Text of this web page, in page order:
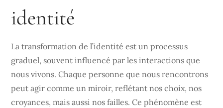
identité
La transformation de l’identité est un processus
graduel, souvent influencé par les interactions que
nous vivons. Chaque personne que nous rencontrons
peut agir comme un miroir, reflétant nos choix, nos
croyances, mais aussi nos failles. Ce phénomène est